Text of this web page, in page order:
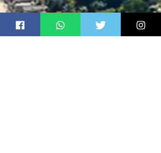
promovido pelo vereador e candidato a deputado
estadual Isaac Rical